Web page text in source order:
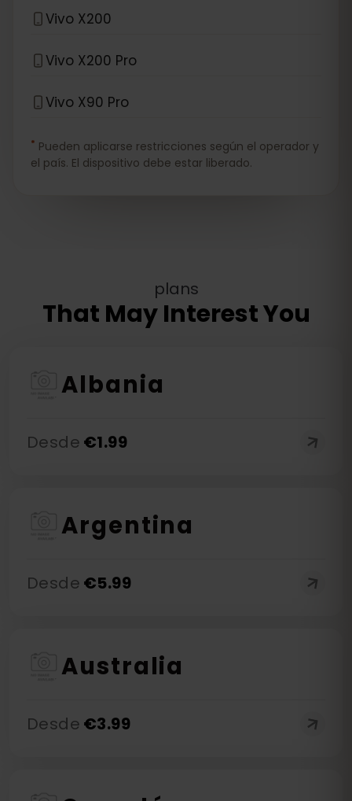
Vivo X200
Vivo X200 Pro
Vivo X90 Pro
* Pueden aplicarse restricciones según el operador y
el país. El dispositivo debe estar liberado.
plans
That May Interest You
Albania
Desde €1.99
Argentina
Desde €5.99
Australia
Desde €3.99